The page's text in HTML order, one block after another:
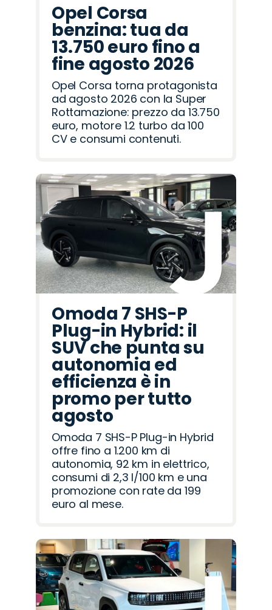
Opel Corsa
benzina: tua da
13.750 euro fino a
fine agosto 2026
Opel Corsa torna protagonista
ad agosto 2026 con la Super
Rottamazione: prezzo da 13.750
euro, motore 1.2 turbo da 100
CV e consumi contenuti.
Omoda 7 SHS-P
Plug-in Hybrid: il
SUV che punta su
autonomia ed
efficienza è in
promo per tutto
agosto
Omoda 7 SHS-P Plug-in Hybrid
offre fino a 1.200 km di
autonomia, 92 km in elettrico,
consumi di 2,3 l/100 km e una
promozione con rate da 199
euro al mese.